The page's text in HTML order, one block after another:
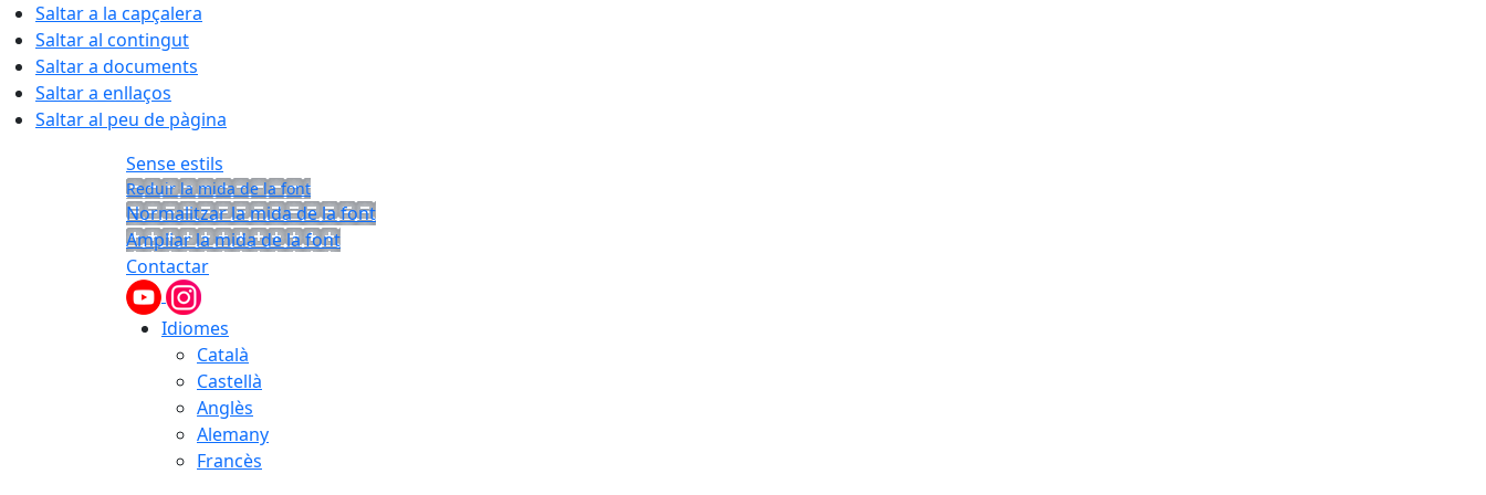
Saltar a la capçalera
Saltar al contingut
Saltar a documents
Saltar a enllaços
Saltar al peu de pàgina
Sense estils
Reduir la mida de la font
Normalitzar la mida de la font
Ampliar la mida de la font
Contactar
Idiomes
Català
Castellà
Anglès
Alemany
Francès